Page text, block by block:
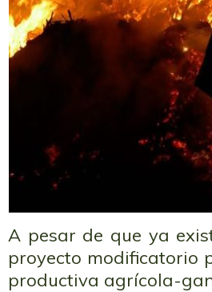
A pesar de que ya
proyecto modificatorio
productiva agrícola-